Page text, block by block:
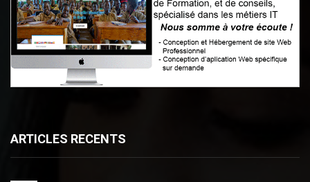
ARTICLES RECENTS